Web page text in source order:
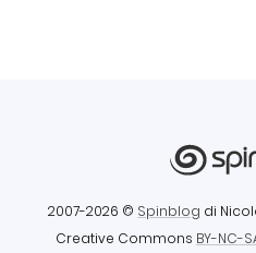
2007-2026 © Spinblog di
Creative Commons BY-NC-